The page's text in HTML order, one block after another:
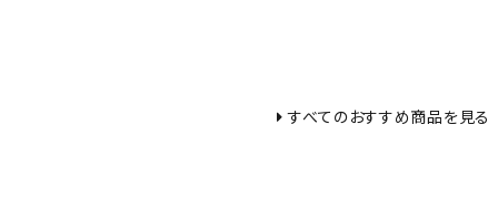
すべてのおすすめ商品を見る